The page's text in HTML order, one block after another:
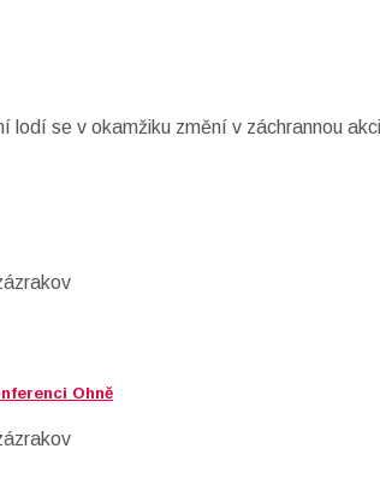
se v okamžiku změní v záchrannou
Ohně